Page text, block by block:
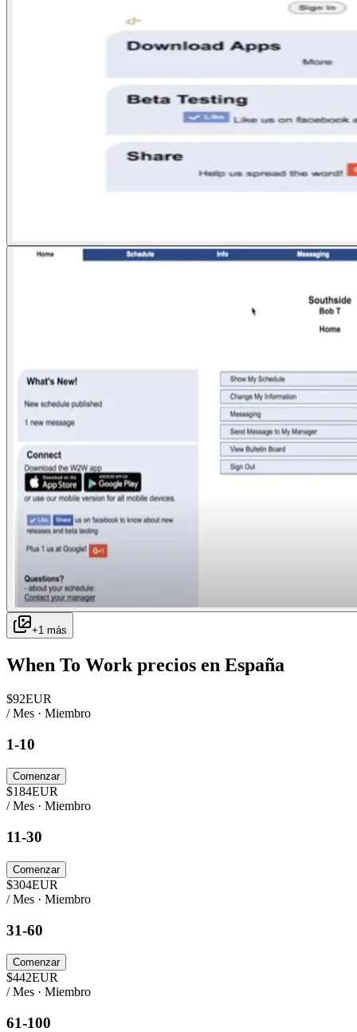
+1 más
When To Work precios en España
$92EUR
/ Mes · Miembro
1-10
Comenzar
$184EUR
/ Mes · Miembro
11-30
Comenzar
$304EUR
/ Mes · Miembro
31-60
Comenzar
$442EUR
/ Mes · Miembro
61-100